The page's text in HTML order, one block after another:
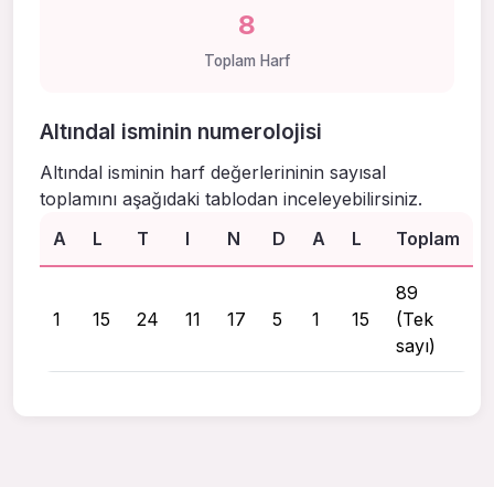
8
Toplam Harf
Altındal isminin numerolojisi
Altındal isminin harf değerlerininin sayısal
toplamını aşağıdaki tablodan inceleyebilirsiniz.
A
L T I N D A L Toplam
1 15 24 11 17 5 1 15
89
(Tek
sayı)